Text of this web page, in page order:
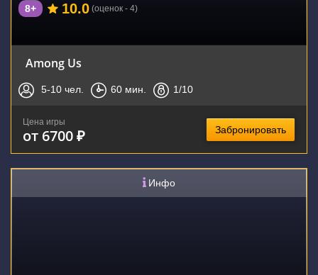
8+ 10.0 (оценок - 4)
Among Us
5-10 чел. 60 мин. 1/10
Цена игры
от 6700 ₽ Забронировать
Инфо